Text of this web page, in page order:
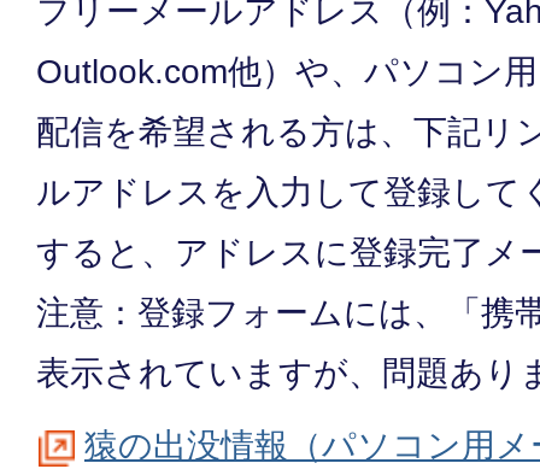
フリーメールアドレス（例：
Outlook.com他）や、パソコン
配信を希望される方は、下記リ
ルアドレスを入力して登録して
すると、アドレスに登録完了メ
注意：登録フォームには、「携
表示されていますが、問題あり
猿の出没情報（パソコン用